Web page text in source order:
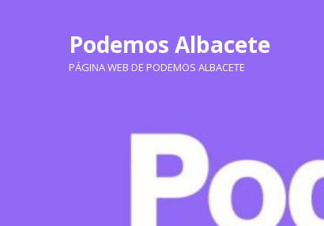
Podemos Albacete
PÁGINA WEB DE PODEMOS ALBACETE